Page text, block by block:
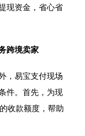
现资金，省心省
跨境卖家
，易宝支付现场
件。首先，为现
收款额度，帮助